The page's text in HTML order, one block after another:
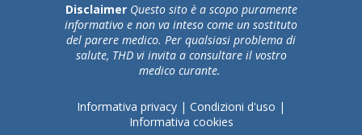
Disclaimer Questo sito è a scopo puramente
informativo e non va inteso come un sostituto
del parere medico. Per qualsiasi problema di
salute, THD vi invita a consultare il vostro
medico curante.
Informativa privacy | Condizioni d'uso |
Informativa cookies